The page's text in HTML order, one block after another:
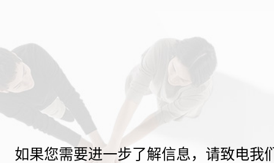
如果您需要进一步了解信息，请致电我